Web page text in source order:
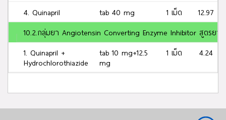
4. Quinapril
tab 40 mg 1 เม็ด
12.97
10.2.กลุ่มยา Angiotensin Converting Enzyme Inhibitor สูตรยา
1. Quinapril +
Hydrochlorothiazide
tab 10 mg+12.5
mg
1 เม็ด 4.24
Hydrochlorothiazide
mg